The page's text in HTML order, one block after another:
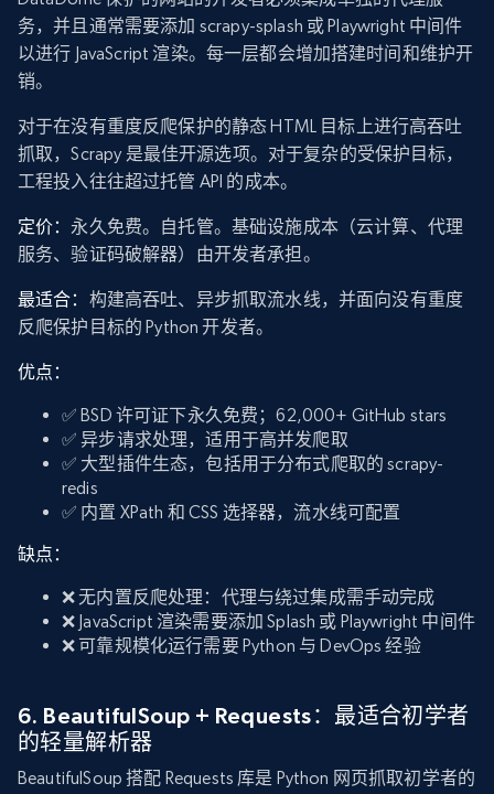
务，并且通常需要添加 scrapy-splash 或 Playwright 中间件
以进行 JavaScript 渲染。每一层都会增加搭建时间和维护开
销。
对于在没有重度反爬保护的静态 HTML 目标上进行高吞吐
抓取，Scrapy 是最佳开源选项。对于复杂的受保护目标，
工程投入往往超过托管 API 的成本。
定价： 永久免费。自托管。基础设施成本（云计算、代理
服务、验证码破解器）由开发者承担。
最适合： 构建高吞吐、异步抓取流水线，并面向没有重度
反爬保护目标的 Python 开发者。
优点：
✅ BSD 许可证下永久免费；62,000+ GitHub stars
✅ 异步请求处理，适用于高并发爬取
✅ 大型插件生态，包括用于分布式爬取的 scrapy-
redis
✅ 内置 XPath 和 CSS 选择器，流水线可配置
缺点：
❌ 无内置反爬处理：代理与绕过集成需手动完成
❌ JavaScript 渲染需要添加 Splash 或 Playwright 中间件
❌ 可靠规模化运行需要 Python 与 DevOps 经验
6. BeautifulSoup + Requests：最适合初学者
的轻量解析器
BeautifulSoup 搭配 Requests 库是 Python 网页抓取初学者的